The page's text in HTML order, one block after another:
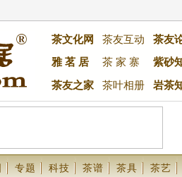
茶文化网 茶友互动
茶友
雅 茗 居
茶 家 寨 紫砂
茶友之家 茶叶相册 岩茶
专题 科技 茶谱 茶具 茶艺